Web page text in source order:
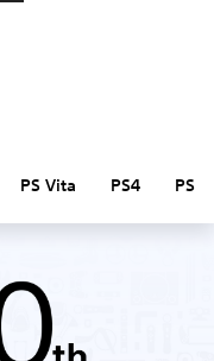
PS Vita PS4 PS